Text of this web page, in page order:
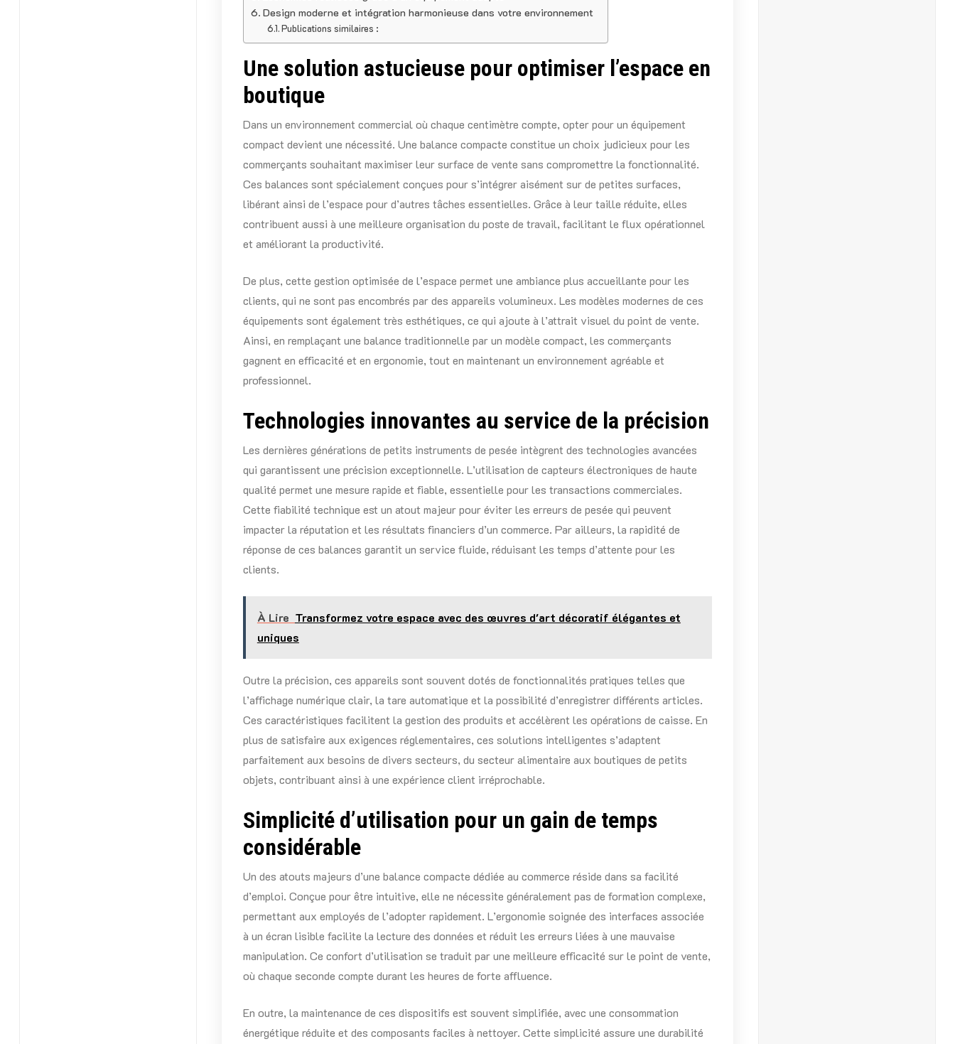
Design moderne et intégration harmonieuse dans votre environnement
Publications similaires :
Une solution astucieuse pour optimiser l’espace en
boutique
Dans un environnement commercial où chaque centimètre compte, opter pour un équipement
compact devient une nécessité. Une balance compacte constitue un choix judicieux pour les
commerçants souhaitant maximiser leur surface de vente sans compromettre la fonctionnalité.
Ces balances sont spécialement conçues pour s’intégrer aisément sur de petites surfaces,
libérant ainsi de l’espace pour d’autres tâches essentielles. Grâce à leur taille réduite, elles
contribuent aussi à une meilleure organisation du poste de travail, facilitant le flux opérationnel
et améliorant la productivité.
De plus, cette gestion optimisée de l’espace permet une ambiance plus accueillante pour les
clients, qui ne sont pas encombrés par des appareils volumineux. Les modèles modernes de ces
équipements sont également très esthétiques, ce qui ajoute à l’attrait visuel du point de vente.
Ainsi, en remplaçant une balance traditionnelle par un modèle compact, les commerçants
gagnent en efficacité et en ergonomie, tout en maintenant un environnement agréable et
professionnel.
Technologies innovantes au service de la précision
Les dernières générations de petits instruments de pesée intègrent des technologies avancées
qui garantissent une précision exceptionnelle. L’utilisation de capteurs électroniques de haute
qualité permet une mesure rapide et fiable, essentielle pour les transactions commerciales.
Cette fiabilité technique est un atout majeur pour éviter les erreurs de pesée qui peuvent
impacter la réputation et les résultats financiers d’un commerce. Par ailleurs, la rapidité de
réponse de ces balances garantit un service fluide, réduisant les temps d’attente pour les
clients.
À Lire Transformez votre espace avec des œuvres d'art décoratif élégantes et
uniques
Outre la précision, ces appareils sont souvent dotés de fonctionnalités pratiques telles que
l’affichage numérique clair, la tare automatique et la possibilité d’enregistrer différents articles.
Ces caractéristiques facilitent la gestion des produits et accélèrent les opérations de caisse. En
plus de satisfaire aux exigences réglementaires, ces solutions intelligentes s’adaptent
parfaitement aux besoins de divers secteurs, du secteur alimentaire aux boutiques de petits
objets, contribuant ainsi à une expérience client irréprochable.
Simplicité d’utilisation pour un gain de temps
considérable
Un des atouts majeurs d’une balance compacte dédiée au commerce réside dans sa facilité
d’emploi. Conçue pour être intuitive, elle ne nécessite généralement pas de formation complexe,
permettant aux employés de l’adopter rapidement. L’ergonomie soignée des interfaces associée
à un écran lisible facilite la lecture des données et réduit les erreurs liées à une mauvaise
manipulation. Ce confort d’utilisation se traduit par une meilleure efficacité sur le point de vente,
où chaque seconde compte durant les heures de forte affluence.
En outre, la maintenance de ces dispositifs est souvent simplifiée, avec une consommation
énergétique réduite et des composants faciles à nettoyer. Cette simplicité assure une durabilité